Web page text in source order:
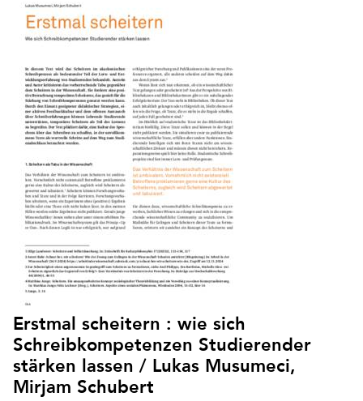
Erstmal scheitern : wie sich
Schreibkompetenzen Studierender
stärken lassen / Lukas Musumeci,
Mirjam Schubert